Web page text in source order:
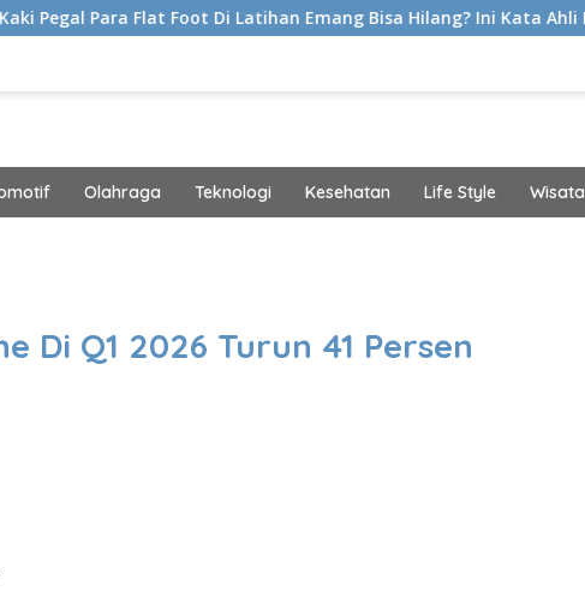
Foot Di Latihan Emang Bisa Hilang? Ini Kata Ahli Kemakmuran
Olahraga Teknologi Kesehatan Life Style Wisata
Di Q1 2026 Turun 41 Persen